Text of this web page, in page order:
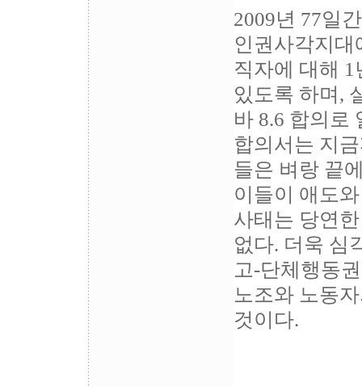
2009년 77일
인권사각지대
직자에 대해
있도록 하며,
바 8.6 합의로
합의서는 지
들은 벼랑 끝
이들이 애도
사태는 당연
없다. 더욱 심
고-단체행동
노조와 노동
것이다.